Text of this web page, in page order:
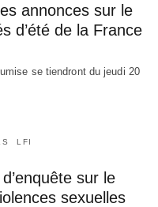
annonces sur le
d’été de la France
se tiendront du jeudi 20
LFI
sur le
sexuelles